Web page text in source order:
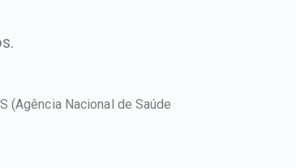
(Agência Nacional de Saúde